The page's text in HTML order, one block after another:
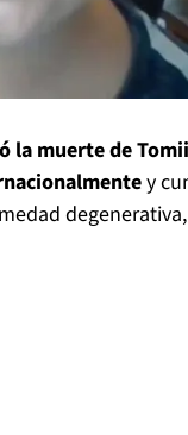
la muerte de
y
degenerativa,